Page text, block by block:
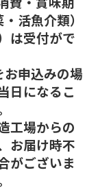
活魚介類）
は受付がで
申込みの場
日になるこ
工場からの
お届け時不
がございま